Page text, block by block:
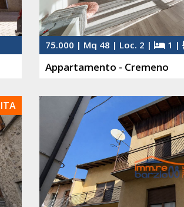
75.000 | Mq 48 | Loc. 2 | 1 |
Appartamento - Cremeno